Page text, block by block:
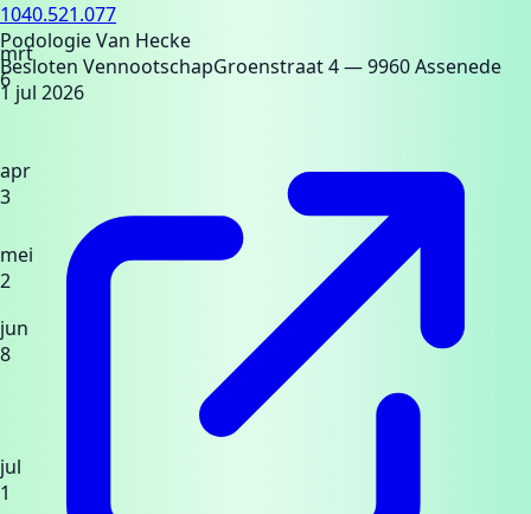
mrt
6
apr
3
mei
2
jun
8
jul
1
1040.521.077
Podologie Van Hecke
Besloten VennootschapGroenstraat 4— 9960 Assenede
1 jul 2026